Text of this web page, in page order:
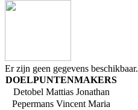
Er zijn geen gegevens beschikbaar.
DOELPUNTENMAKERS
Detobel Mattias Jonathan
Pepermans Vincent Maria